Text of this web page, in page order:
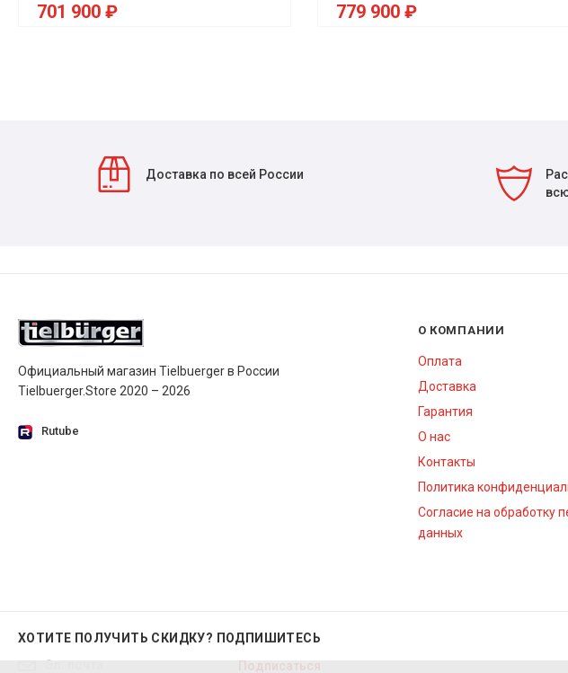
701 900 ₽ 779 900 ₽
Доставка по всей России
Официальный магазин Tielbuerger в России
Tielbuerger.Store 2020 – 2026
Rutube
О КОМПАНИИ
Оплата
Доставка
Гарантия
О нас
Контакты
Политика
Согласие на обработку
данных
ХОТИТЕ ПОЛУЧИТЬ СКИДКУ? ПОДПИШИТЕСЬ